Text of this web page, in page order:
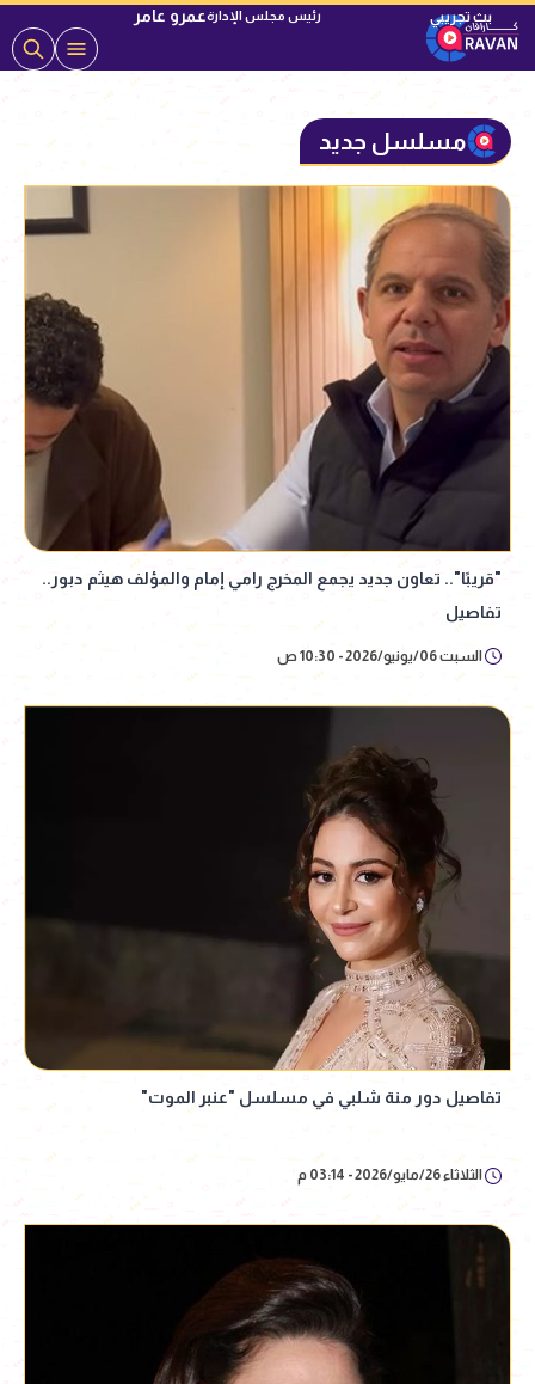
رئيس مجلس الإدارةعمرو عامر
مسلسل جديد
"قريبًا".. تعاون جديد يجمع المخرج رامي إمام والمؤلف هيثم دبور..
تفاصيل
السبت 06/يونيو/2026 - 10:30 ص
تفاصيل دور منة شلبي في مسلسل "عنبر الموت"
الثلاثاء 26/مايو/2026 - 03:14 م